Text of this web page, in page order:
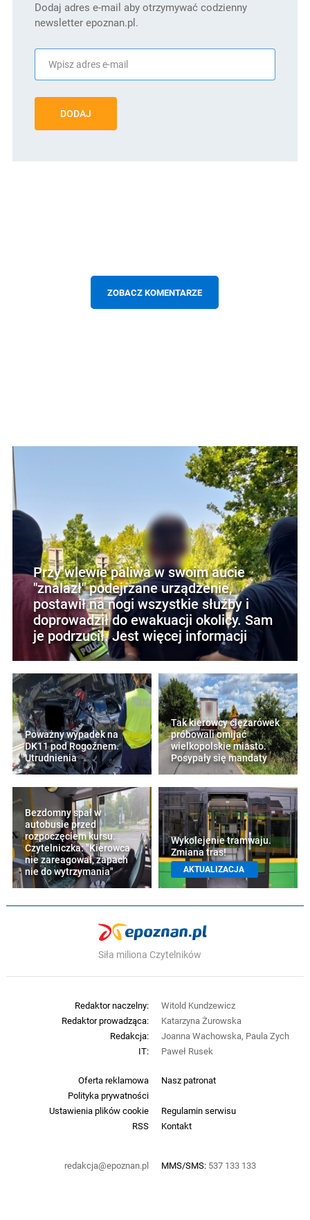
Dodaj adres e-mail aby otrzymywać codzienny
newsletter epoznan.pl.
DODAJ
ZOBACZ KOMENTARZE
Przy wlewie paliwa w swoim aucie
"znalazł" podejrzane urządzenie,
postawił na nogi wszystkie służby i
doprowadził do ewakuacji okolicy. Sam
je podrzucił. Jest więcej informacji
Poważny wypadek na
DK11 pod Rogoźnem.
Utrudnienia
Tak kierowcy ciężarówek
próbowali omijać
wielkopolskie miasto.
Posypały się mandaty
Bezdomny spał w
autobusie przed
rozpoczęciem kursu.
Czytelniczka: "Kierowca
nie zareagował, zapach
nie do wytrzymania"
Wykolejenie tramwaju.
Zmiana tras!
AKTUALIZACJA
Siła miliona Czytelników
Oferta reklamowa
Nasz patronat
Polityka prywatności
Ustawienia plików cookie
Regulamin serwisu
RSS
Kontakt
redakcja@epoznan.pl MMS/SMS: 537 133 133
Redaktor naczelny:
Witold Kundzewicz
Redaktor prowadząca:
Katarzyna Żurowska
Redakcja:
Joanna Wachowska, Paula Zych
IT:
Paweł Rusek